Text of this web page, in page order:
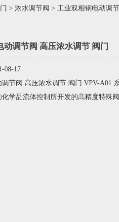
> 浓水调节阀 > 工业双相钢电动调
动调节阀 高压浓水调节 阀门
08-17
节阀 高压浓水调节 阀门 VPV-A01
学品流体控制所开发的高精度特殊阀